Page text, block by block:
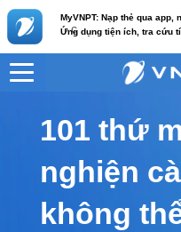
MyVNPT: Nạp thẻ qua app,
Ứng dụng tiện ích, tra cứu
c
VNPT Nội dung tin
101 thứ
nghiện
không